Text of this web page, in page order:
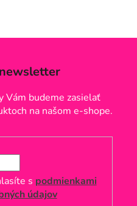
Vám budeme zasielať
na našom e-shope.
s podmienkami
údajov